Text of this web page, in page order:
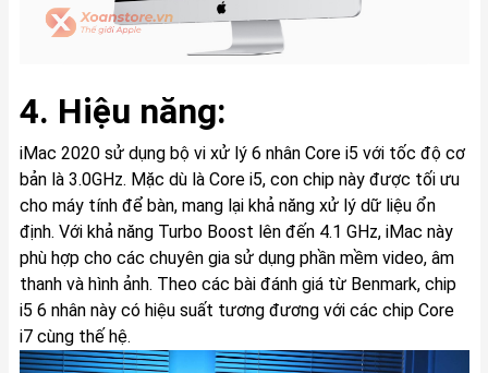
4. Hiệu năng:
iMac 2020 sử dụng bộ vi xử lý 6 nhân Core i5 với tốc độ cơ
bản là 3.0GHz. Mặc dù là Core i5, con chip này được tối ưu
cho máy tính để bàn, mang lại khả năng xử lý dữ liệu ổn
định. Với khả năng Turbo Boost lên đến 4.1 GHz, iMac này
phù hợp cho các chuyên gia sử dụng phần mềm video, âm
thanh và hình ảnh. Theo các bài đánh giá từ Benmark, chip
i5 6 nhân này có hiệu suất tương đương với các chip Core
i7 cùng thế hệ.